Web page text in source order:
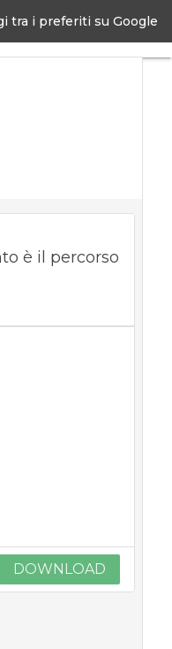
tra i preferiti su Google
è il percorso
DOWNLOAD